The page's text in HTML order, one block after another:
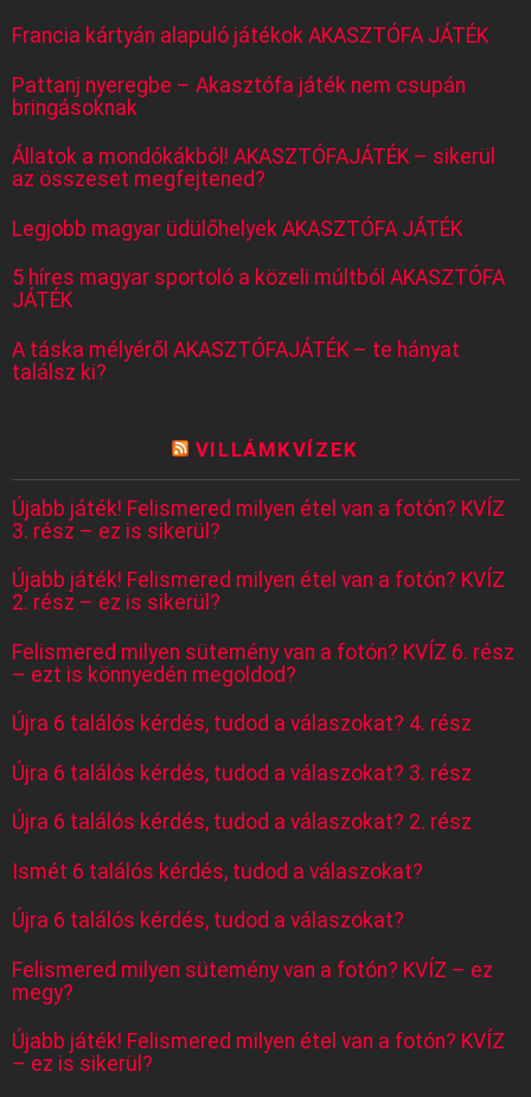
Francia kártyán alapuló játékok AKASZTÓFA JÁTÉK
Pattanj nyeregbe – Akasztófa játék nem csupán
bringásoknak
Állatok a mondókákból! AKASZTÓFAJÁTÉK – sikerül
az összeset megfejtened?
Legjobb magyar üdülőhelyek AKASZTÓFA JÁTÉK
5 híres magyar sportoló a közeli múltból AKASZTÓFA
JÁTÉK
A táska mélyéről AKASZTÓFAJÁTÉK – te hányat
találsz ki?
VILLÁMKVÍZEK
Újabb játék! Felismered milyen étel van a fotón? KVÍZ
3. rész – ez is sikerül?
Újabb játék! Felismered milyen étel van a fotón? KVÍZ
2. rész – ez is sikerül?
Felismered milyen sütemény van a fotón? KVÍZ 6. rész
– ezt is könnyedén megoldod?
Újra 6 találós kérdés, tudod a válaszokat? 4. rész
Újra 6 találós kérdés, tudod a válaszokat? 3. rész
Újra 6 találós kérdés, tudod a válaszokat? 2. rész
Ismét 6 találós kérdés, tudod a válaszokat?
Újra 6 találós kérdés, tudod a válaszokat?
Felismered milyen sütemény van a fotón? KVÍZ – ez
megy?
Újabb játék! Felismered milyen étel van a fotón? KVÍZ
– ez is sikerül?